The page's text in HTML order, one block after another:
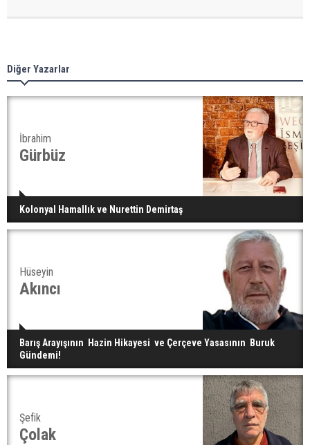
Diğer Yazarlar
İbrahim
Gürbüz
Kolonyal Hamallık ve Nurettin Demirtaş
Hüseyin
Akıncı
Barış Arayışının Hazin Hikayesi ve Çerçeve Yasasının Buruk
Gündemi!
Şefik
Çolak